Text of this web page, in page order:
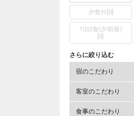
夕食付 0]
1泊3食(夕朝昼)
0
さらに絞り込む
宿のこだわり
客室のこだわり
食事のこだわり